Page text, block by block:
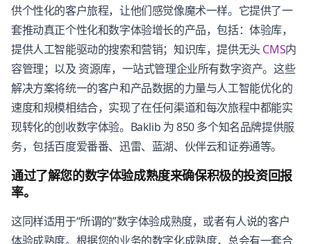
供个性化的客户旅程，让他们感觉像魔术一样。它提供了一
套推动真正个性化和数字体验增长的产品，包括：体验库，
提供人工智能驱动的搜索和营销；知识库，提供无头CMS内
容管理；以及 资源库，一站式管理企业所有数字资产。这些
解决方案将统一的客户和产品数据的力量与人工智能优化的
速度和规模相结合，实现了在任何渠道和每次旅程中都能实
现转化的创收数字体验。Baklib 为 850 多个知名品牌提供服
务，包括百度爱番番、迅雷、蓝湖、伙伴云和证券通等。
通过了解您的数字体验成熟度来确保积极的投资回报
率。
这同样适用于“所谓的”数字体验成熟度，或者有人说的客户
体验成熟度。根据您的业务的数字化成熟度，总会有一套合